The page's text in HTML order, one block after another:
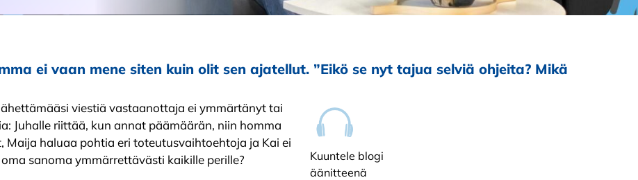
ei vaan mene siten kuin olit sen ajatellut. ”Eikö se nyt tajua selviä ohjeita? Mikä
viestiä vastaanottaja ei ymmärtänyt tai
Juhalle riittää, kun annat päämäärän, niin homma
haluaa pohtia eri toteutusvaihtoehtoja ja Kai ei
sanoma ymmärrettävästi kaikille perille?
Kuuntele blogi
äänitteenä